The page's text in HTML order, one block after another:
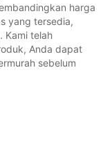
harga
yang tersedia,
Kami telah
Anda dapat
sebelum